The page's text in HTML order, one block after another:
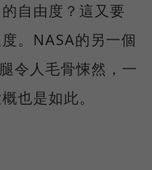
自由度？這又要
。NASA的另一個
令人毛骨悚然，一
也是如此。